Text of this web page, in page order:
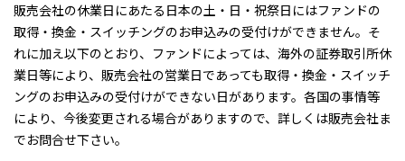
販売会社の休業日にあたる日本の土・日・祝祭日にはファンドの
取得・換金・スイッチングのお申込みの受付けができません。そ
れに加え以下のとおり、ファンドによっては、海外の証券取引所休
業日等により、販売会社の営業日であっても取得・換金・スイッチ
ングのお申込みの受付けができない日があります。各国の事情等
により、今後変更される場合がありますので、詳しくは販売会社ま
でお問合せ下さい。